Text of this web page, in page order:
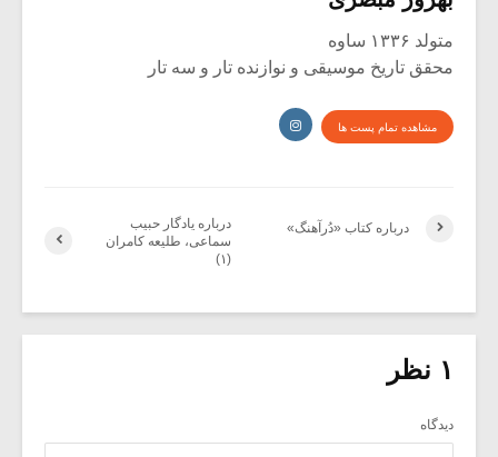
متولد ۱۳۳۶ ساوه
محقق تاریخ موسیقی و نوازنده تار و سه تار
مشاهده تمام پست ها
درباره یادگار حبیب
سماعی، طلیعه کامران
(۱)
درباره کتاب «دُرآهنگ»
۱ نظر
دیدگاه